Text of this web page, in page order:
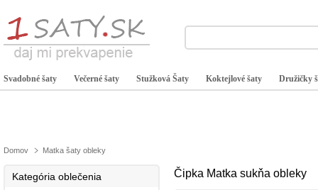
Svadobné šaty Večerné šaty Stužková Šaty Koktejlové šaty Družičky
Domov Matka šaty obleky
Kategória oblečenia Čipka Matka sukňa obleky